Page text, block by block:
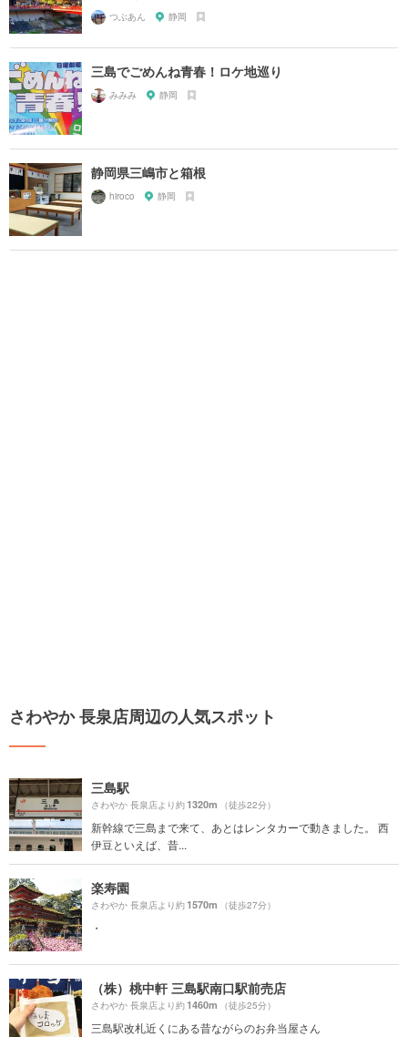
つぶあん 静岡
三島でごめんね青春！ロケ地巡り
みみみ 静岡
静岡県三嶋市と箱根
hiroco 静岡
さわやか 長泉店周辺の人気スポット
三島駅
さわやか 長泉店より約1320m （徒歩22分）
新幹線で三島まで来て、あとはレンタカーで動きました。 西
伊豆といえば、昔...
楽寿園
さわやか 長泉店より約1570m （徒歩27分）
・
（株）桃中軒 三島駅南口駅前売店
さわやか 長泉店より約1460m （徒歩25分）
三島駅改札近くにある昔ながらのお弁当屋さん